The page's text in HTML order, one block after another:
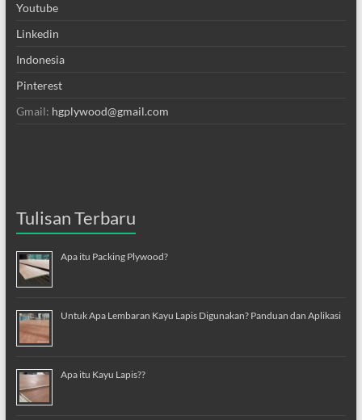
Youtube
Linkedin
Indonesia
Pinterest
Gmail: hgplywood@gmail.com
Tulisan Terbaru
Apa itu Packing Plywood?
Untuk Apa Lembaran Kayu Lapis Digunakan? Panduan dan Aplikasi
Apa itu Kayu Lapis??